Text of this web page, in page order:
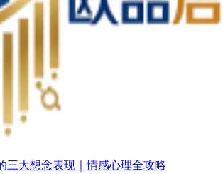
三大想念表现｜情感心理全攻略